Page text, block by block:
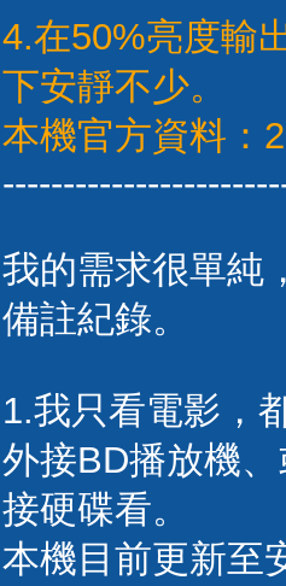
4.在50%亮度輸
下安靜不少。
本機官方資料：
我的需求很單純
備註紀錄。
1.我只看電影，
外接BD播放機
接硬碟看。
本機目前更新至